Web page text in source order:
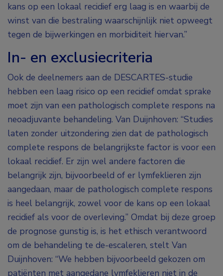
kans op een lokaal recidief erg laag is en waarbij de
winst van die bestraling waarschijnlijk niet opweegt
tegen de bijwerkingen en morbiditeit hiervan.”
In- en exclusiecriteria
Ook de deelnemers aan de DESCARTES-studie
hebben een laag risico op een recidief omdat sprake
moet zijn van een pathologisch complete respons na
neoadjuvante behandeling. Van Duijnhoven: “Studies
laten zonder uitzondering zien dat de pathologisch
complete respons de belangrijkste factor is voor een
lokaal recidief. Er zijn wel andere factoren die
belangrijk zijn, bijvoorbeeld of er lymfeklieren zijn
aangedaan, maar de pathologisch complete respons
is heel belangrijk, zowel voor de kans op een lokaal
recidief als voor de overleving.” Omdat bij deze groep
de prognose gunstig is, is het ethisch verantwoord
om de behandeling te de-escaleren, stelt Van
Duijnhoven: “We hebben bijvoorbeeld gekozen om
patiënten met aangedane lymfeklieren niet in de